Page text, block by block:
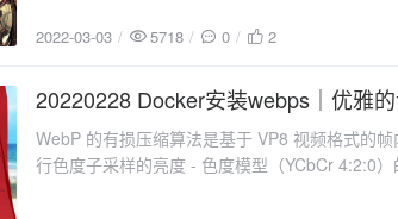
2022-03-03 5718 0 2
2022-02-28
20220228 Docker安装webps｜优雅
WebP 的有损压缩算法是基于 VP8 视频格式的
行色度子采样的亮度 - 色度模型（YCbCr 4:2:0）